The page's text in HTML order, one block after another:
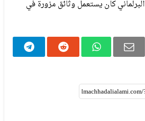
كان يستعمل وثائق مزورة في